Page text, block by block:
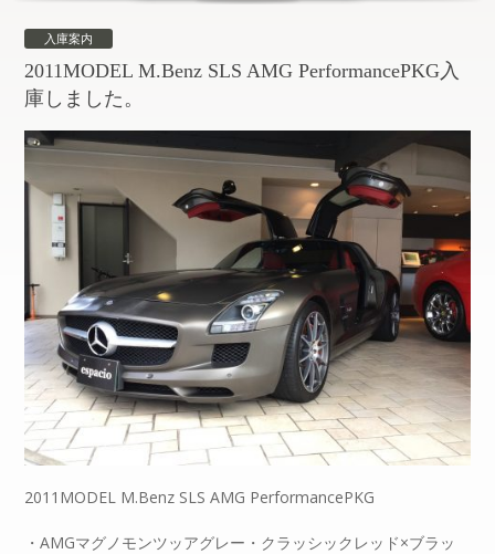
お問い合わせ
入庫案内
2011MODEL M.Benz SLS AMG PerformancePKG入
庫しました。
2011MODEL M.Benz SLS AMG PerformancePKG
・AMGマグノモンツッアグレー・クラッシックレッド×ブラッ